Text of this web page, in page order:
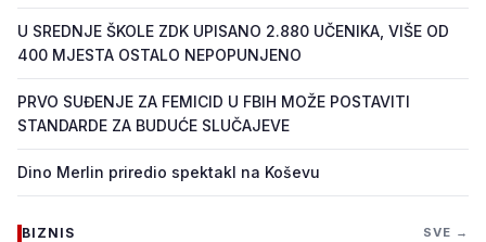
U SREDNJE ŠKOLE ZDK UPISANO 2.880 UČENIKA, VIŠE OD
400 MJESTA OSTALO NEPOPUNJENO
PRVO SUĐENJE ZA FEMICID U FBIH MOŽE POSTAVITI
STANDARDE ZA BUDUĆE SLUČAJEVE
Dino Merlin priredio spektakl na Koševu
BIZNIS SVE →